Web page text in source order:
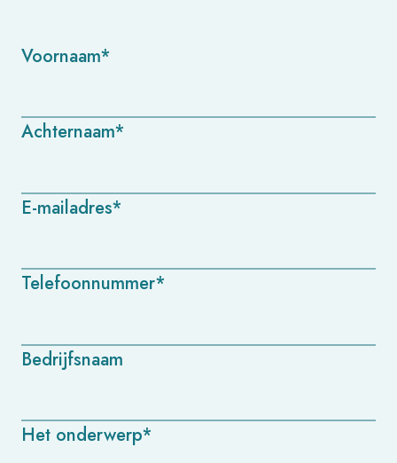
Voornaam*
Achternaam*
E-mailadres*
Telefoonnummer*
Bedrijfsnaam
Het onderwerp*